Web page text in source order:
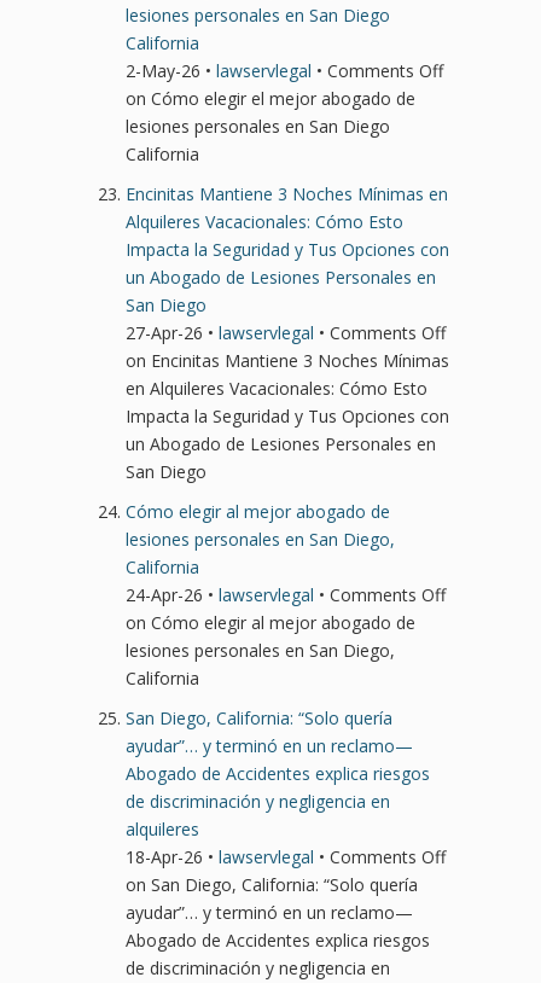
lesiones personales en San Diego
California
2-May-26 • lawservlegal • Comments Off
on Cómo elegir el mejor abogado de
lesiones personales en San Diego
California
Encinitas Mantiene 3 Noches Mínimas en
Alquileres Vacacionales: Cómo Esto
Impacta la Seguridad y Tus Opciones con
un Abogado de Lesiones Personales en
San Diego
27-Apr-26 • lawservlegal • Comments Off
on Encinitas Mantiene 3 Noches Mínimas
en Alquileres Vacacionales: Cómo Esto
Impacta la Seguridad y Tus Opciones con
un Abogado de Lesiones Personales en
San Diego
Cómo elegir al mejor abogado de
lesiones personales en San Diego,
California
24-Apr-26 • lawservlegal • Comments Off
on Cómo elegir al mejor abogado de
lesiones personales en San Diego,
California
San Diego, California: “Solo quería
ayudar”… y terminó en un reclamo—
Abogado de Accidentes explica riesgos
de discriminación y negligencia en
alquileres
18-Apr-26 • lawservlegal • Comments Off
on San Diego, California: “Solo quería
ayudar”… y terminó en un reclamo—
Abogado de Accidentes explica riesgos
de discriminación y negligencia en